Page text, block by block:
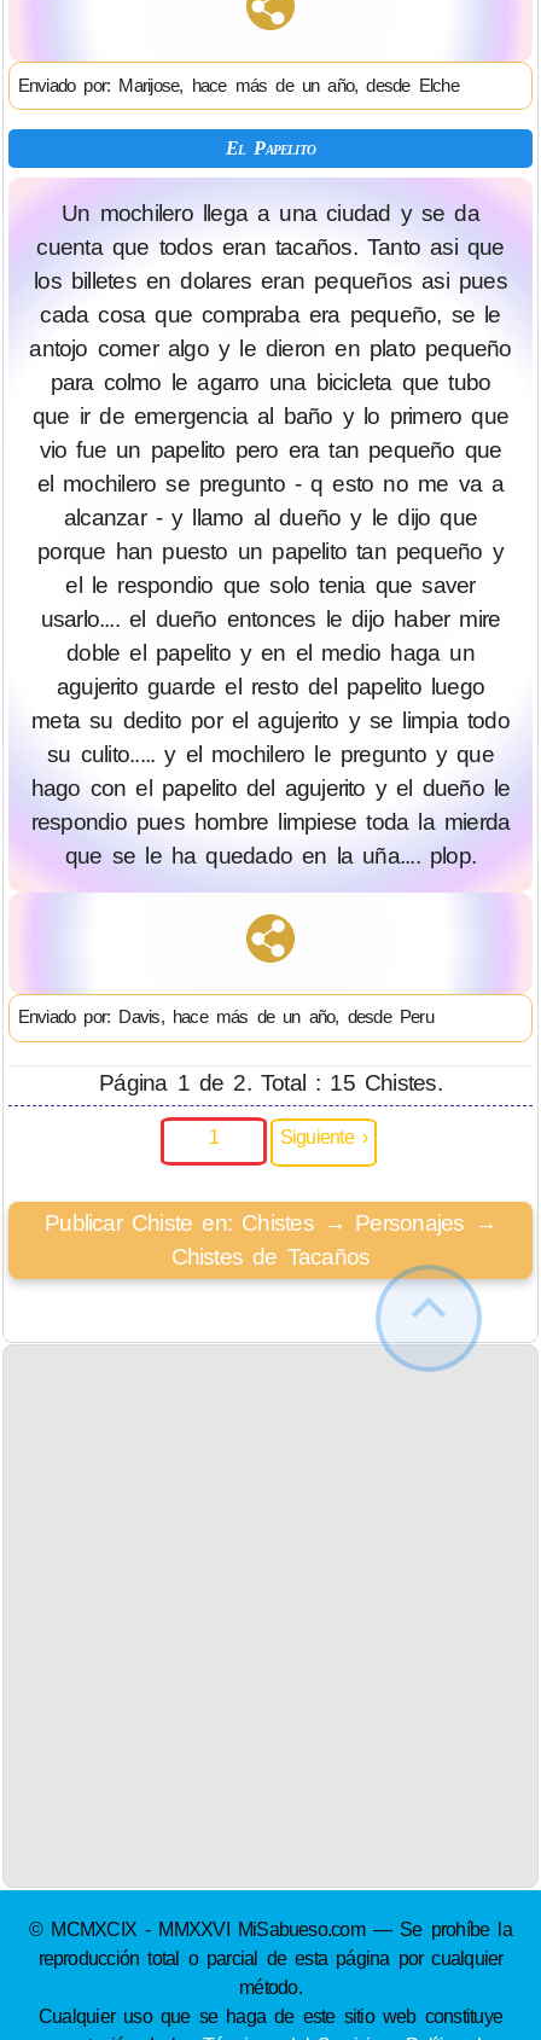
Enviado por: Marijose, hace más de un año, desde Elche
El Papelito
Un mochilero llega a una ciudad y se da
cuenta que todos eran tacaños. Tanto asi que
los billetes en dolares eran pequeños asi pues
cada cosa que compraba era pequeño, se le
antojo comer algo y le dieron en plato pequeño
para colmo le agarro una bicicleta que tubo
que ir de emergencia al baño y lo primero que
vio fue un papelito pero era tan pequeño que
el mochilero se pregunto - q esto no me va a
alcanzar - y llamo al dueño y le dijo que
porque han puesto un papelito tan pequeño y
el le respondio que solo tenia que saver
usarlo.... el dueño entonces le dijo haber mire
doble el papelito y en el medio haga un
agujerito guarde el resto del papelito luego
meta su dedito por el agujerito y se limpia todo
su culito..... y el mochilero le pregunto y que
hago con el papelito del agujerito y el dueño le
respondio pues hombre limpiese toda la mierda
que se le ha quedado en la uña.... plop.
Enviado por: Davis, hace más de un año, desde Peru
Página 1 de 2. Total : 15 Chistes.
1 Siguiente ›
Publicar Chiste en: Chistes → Personajes →
Chistes de Tacaños
© MCMXCIX - MMXXVI MiSabueso.com — Se prohíbe la
reproducción total o parcial de esta página por cualquier
método.
Cualquier uso que se haga de este sitio web constituye